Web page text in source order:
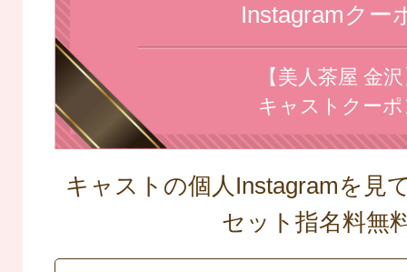
Instagramクー
【美人茶屋 金
キャストクー
キャストの個人Instagramを見
セット指名料